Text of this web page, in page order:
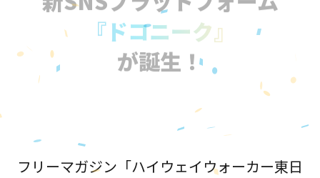
『ドコニーク』
が誕生！
フリーマガジン「ハイウェイウォーカー東日